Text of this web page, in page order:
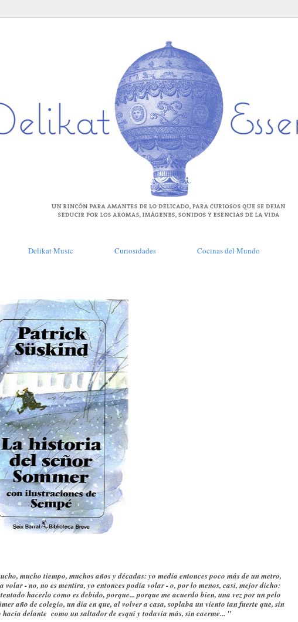
Delikat Music Curiosidades Cocinas del Mundo
mucho tiempo, muchos años y décadas: yo medía entonces poco más de un metro,
- no, no es mentira, yo entonces podía volar - o, por lo menos, casi, mejor dicho:
hacerlo como es debido, porque... porque me acuerdo bien, una vez por un pelo
año de colegio, un día en que, al volver a casa, soplaba un viento tan fuerte que, sin
delante como un saltador de esquí y todavía más, sin caerme... "